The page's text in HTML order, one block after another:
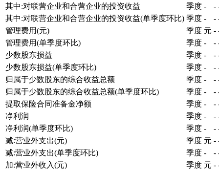
其中:对联营企业和合营企业的投资收益 季度 - -
其中:对联营企业和合营企业的投资收益(单季度环比) 季度 - -
管理费用(元)
季度 元 -
管理费用(单季度环比)
季度 - -
少数股东损益
季度 - -
少数股东损益(单季度环比)
季度 - -
归属于少数股东的综合收益总额
季度 - -
归属于少数股东的综合收益总额(单季度环比)
季度 - -
提取保险合同准备金净额
季度 - -
净利润
季度 - -
净利润(单季度环比)
季度 - -
减:营业外支出(元)
季度 元 -
减:营业外支出(单季度环比)
季度 - -
加:营业外收入(元)
季度 元 -